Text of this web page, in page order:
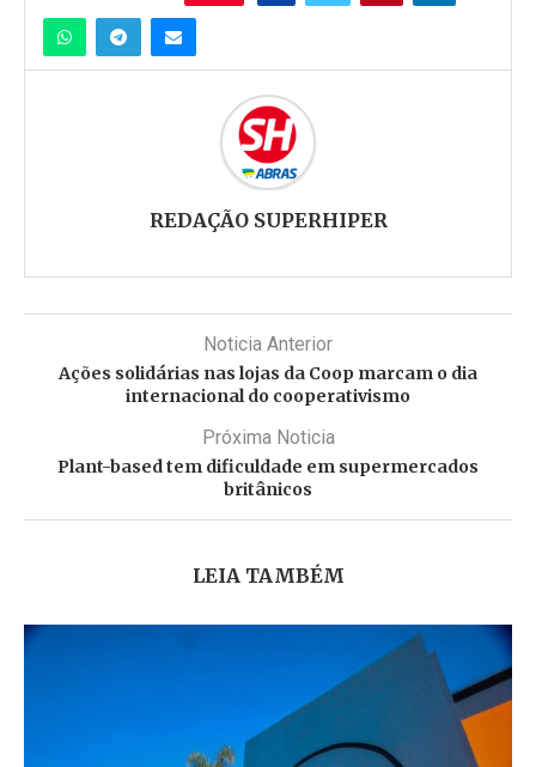
REDAÇÃO SUPERHIPER
Noticia Anterior
Ações solidárias nas lojas da Coop marcam o dia
internacional do cooperativismo
Próxima Noticia
Plant-based tem dificuldade em supermercados
britânicos
LEIA TAMBÉM